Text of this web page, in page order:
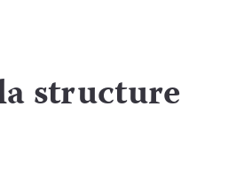
structure